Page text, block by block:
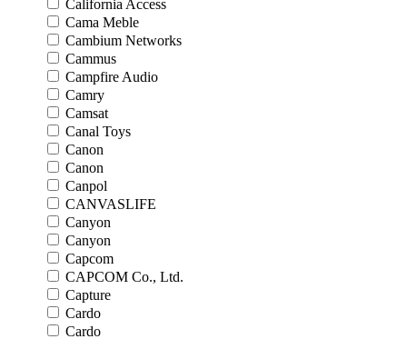
California Access
Cama Meble
Cambium Networks
Cammus
Campfire Audio
Camry
Camsat
Canal Toys
Canon
Canon
Canpol
CANVASLIFE
Canyon
Canyon
Capcom
CAPCOM Co., Ltd.
Capture
Cardo
Cardo